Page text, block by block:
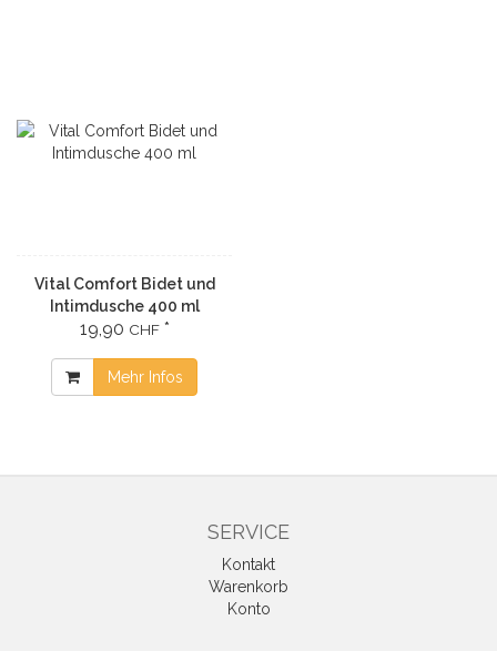
Vital Comfort Bidet und
Intimdusche 400 ml
19,90 CHF*
Mehr Infos
SERVICE
Kontakt
Warenkorb
Konto